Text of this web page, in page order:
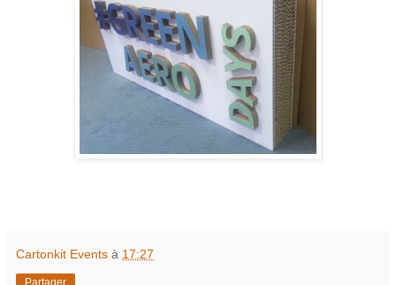
Cartonkit Events à 17:27
Partager